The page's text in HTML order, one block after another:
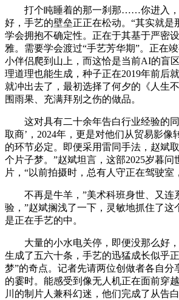
打个盹睡着的那一刹那……你进入，
好，手艺的壁垒正正在松动。“其实就是
学会拥抱不确定性。正在于其基于严密
雅。需要学会渡过“手艺芳华期”。正在
小伴侣爬到山上，而这恰是当前AI的盲
理道理也能生成，种子正在2019年前后
就冲出去了，最初选择了何夕的《人生
围雨果、充满拜别之伤的做品。
这对具有二十余年告白行业经验的同
取商’，2024年，更是对他们从贸易影像
的环节必定。即便采用雷同手法，赵斌
个片子梦。”赵斌坦言，这部2025岁暮问
片，“以前拍摄时，总有人守正在驾驶室
不再是牛羊，”美术科班身世、又连
验，”赵斌搁浅了一下，灵敏地抓住了这
是正在手艺的中。
大量的小水电关停，即便没那么好
生成了五六十条，手艺的迅猛成长似乎
梦”的奇点。记者先请两位创做者各自分
的霎时。能感受到像无人机正在面前穿
川的制片人兼科幻迷，他们完成了从告